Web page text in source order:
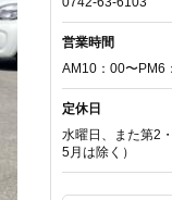
営業時間
AM10：00〜PM6
定休日
水曜日、また第2
5月は除く）